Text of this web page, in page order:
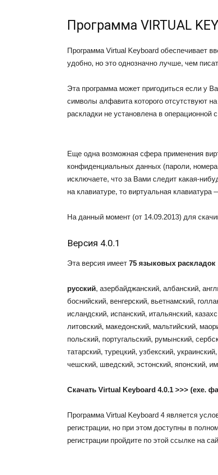
Программа VIRTUAL
Программа Virtual Keyboard обеспечивает
удобно, но это однозначно лучше, чем
Эта программа может пригодиться если у
символы алфавита которого отсутствуют
раскладки не установлена в операционной
Еще одна возможная сфера применения
конфиденциальных данных (пароли,
исключаете, что за Вами следит какая-
на клавиатуре, то виртуальная
На данный момент (от 14.09.2013) для
Версия 4.0.1
Эта версия имеет 75 языковых раскладок
русский, азербайджанский, албанский,
боснийский, венгерский, вьетнамский,
исландский, испанский, итальянский,
литовский, македонский, мальтийский,
польский, португальский, румынский,
татарский, турецкий, узбекский,
чешский, шведский, эстонский, японский,
Скачать Virtual Keyboard 4.0.1 >>> (exe.
Программа Virtual Keyboard 4 является
регистрации, но при этом доступны в
регистрации пройдите по этой ссылке на